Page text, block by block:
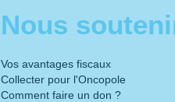
Nous
Vos avantages fiscaux
Collecter pour l'Oncopole
Comment faire un don ?